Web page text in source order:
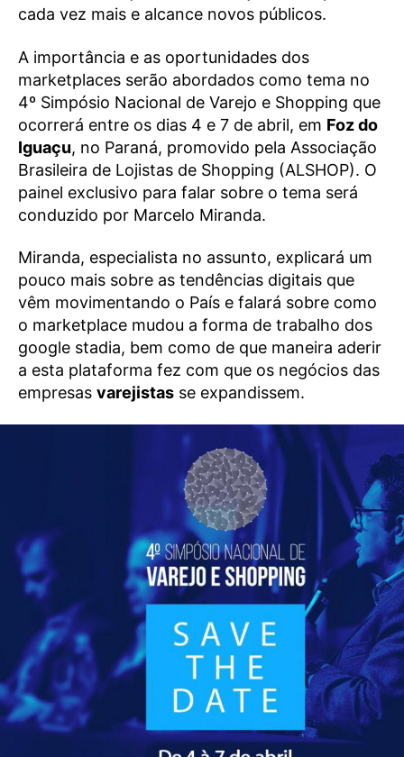
cada vez mais e alcance novos públicos.
A importância e as oportunidades dos
marketplaces serão abordados como tema no
4º Simpósio Nacional de Varejo e Shopping que
ocorrerá entre os dias 4 e 7 de abril, em Foz do
Iguaçu, no Paraná, promovido pela Associação
Brasileira de Lojistas de Shopping (ALSHOP). O
painel exclusivo para falar sobre o tema será
conduzido por Marcelo Miranda.
Miranda, especialista no assunto, explicará um
pouco mais sobre as tendências digitais que
vêm movimentando o País e falará sobre como
o marketplace mudou a forma de trabalho dos
google stadia, bem como de que maneira aderir
a esta plataforma fez com que os negócios das
empresas varejistas se expandissem.